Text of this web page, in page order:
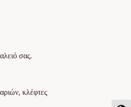
σας.
κλέφτες